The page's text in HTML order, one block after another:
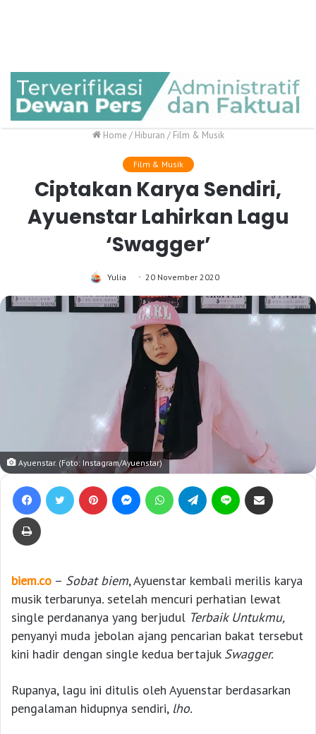
Home / Hiburan / Film & Musik
Film & Musik
Ciptakan Karya Sendiri,
Ayuenstar Lahirkan Lagu
‘Swagger’
Yulia 20 November 2020
Ayuenstar. (Foto: Instagram/Ayuenstar)
biem.co – Sobat biem, Ayuenstar kembali merilis karya
musik terbarunya. setelah mencuri perhatian lewat
single perdananya yang berjudul Terbaik Untukmu,
penyanyi muda jebolan ajang pencarian bakat tersebut
kini hadir dengan single kedua bertajuk Swagger.
Rupanya, lagu ini ditulis oleh Ayuenstar berdasarkan
pengalaman hidupnya sendiri, lho.